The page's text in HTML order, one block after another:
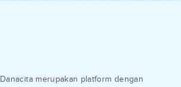
Danacita merupakan platform dengan